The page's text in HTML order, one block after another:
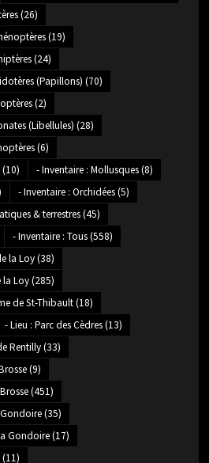
(26)
(19)
(24)
(Papillons) (70)
(2)
(Libellules) (28)
(6)
(10) - Inventaire : Mollusques(8)
- Inventaire : Orchidées(5)
& terrestres(45)
- Inventaire : Tous(558)
la Loy(38)
la Loy(285)
de St-Thibault(18)
- Lieu : Parc des Cèdres(13)
Rentilly(33)
(9)
(451)
(35)
Gondoire(17)
(11)